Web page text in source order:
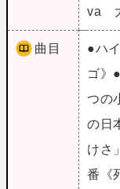
va
曲目
●ハ
ゴ》
つの
の日
けさ
番《